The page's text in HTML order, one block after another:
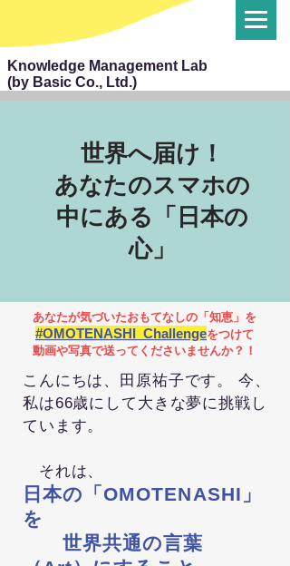
Knowledge Management Lab
(by Basic Co., Ltd.)
世界へ届け！
あなたのスマホの
中にある「日本の
心」
あなたが気づいたおもてなしの「知恵」を
#OMOTENASHI_Challengeをつけて
動画や写真で送ってくださいませんか？！
こんにちは、田原祐子です。 今、
私は66歳にして大きな夢に挑戦し
ています。
それは、
日本の「OMOTENASHI」
を
世界共通の言葉